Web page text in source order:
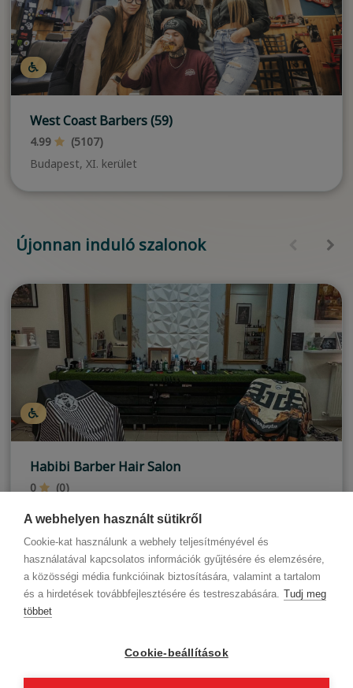
A webhelyen használt sütikről
Cookie-kat használunk a webhely teljesítményével és
használatával kapcsolatos információk gyűjtésére és elemzésére,
a közösségi média funkcióinak biztosítására, valamint a tartalom
és a hirdetések továbbfejlesztésére és testreszabására. Tudj meg
többet
Cookie-beállítások
West Coast Barbers (59)
4.99
(5107)
Budapest, XI. kerület
Újonnan induló szalonok
Habibi Barber Hair Salon
0
(0)